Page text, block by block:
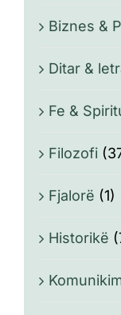
Biznes &
Ditar &
Fe &
Filozofi
Fjalorë (1)
Historikë